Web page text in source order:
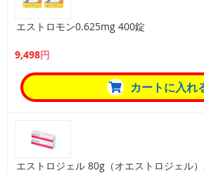
エストロモン0.625mg 400錠
9,498円
カートに入れ
エストロジェル 80g（オエストロジェル